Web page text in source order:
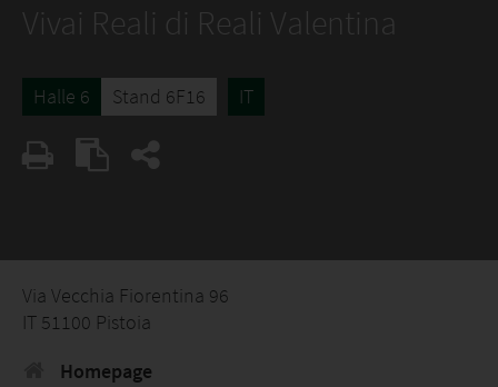
Vivai Reali di Reali Valentina
Halle 6 Stand 6F16 IT
Via Vecchia Fiorentina 96
IT 51100 Pistoia
Homepage